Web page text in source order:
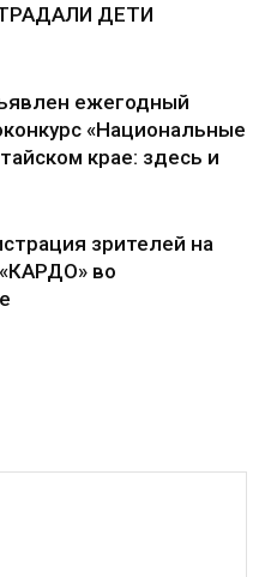
ДЕТИ
ежегодный
«Национальные
крае: здесь и
зрителей на
во